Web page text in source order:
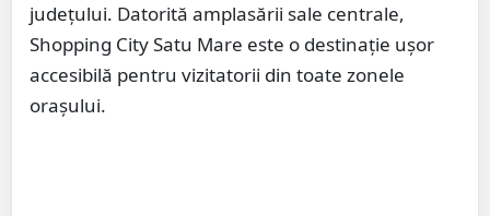
județului. Datorită amplasării sale centrale,
Shopping City Satu Mare este o destinație ușor
accesibilă pentru vizitatorii din toate zonele
orașului.